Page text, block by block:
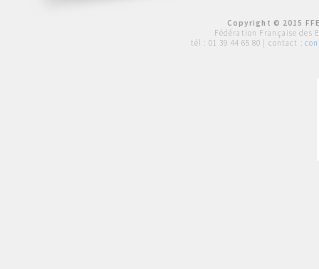
Copyright © 2015
Fédération Française des
tél : 01 39 44 65 80 | contact :